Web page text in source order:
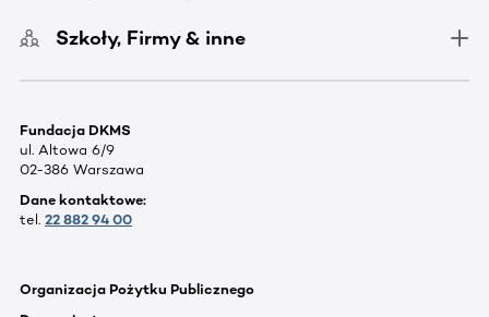
Szkoły, Firmy & inne
Fundacja DKMS
ul. Altowa 6/9
02-386 Warszawa
Dane kontaktowe:
tel. 22 882 94 00
Organizacja Pożytku Publicznego